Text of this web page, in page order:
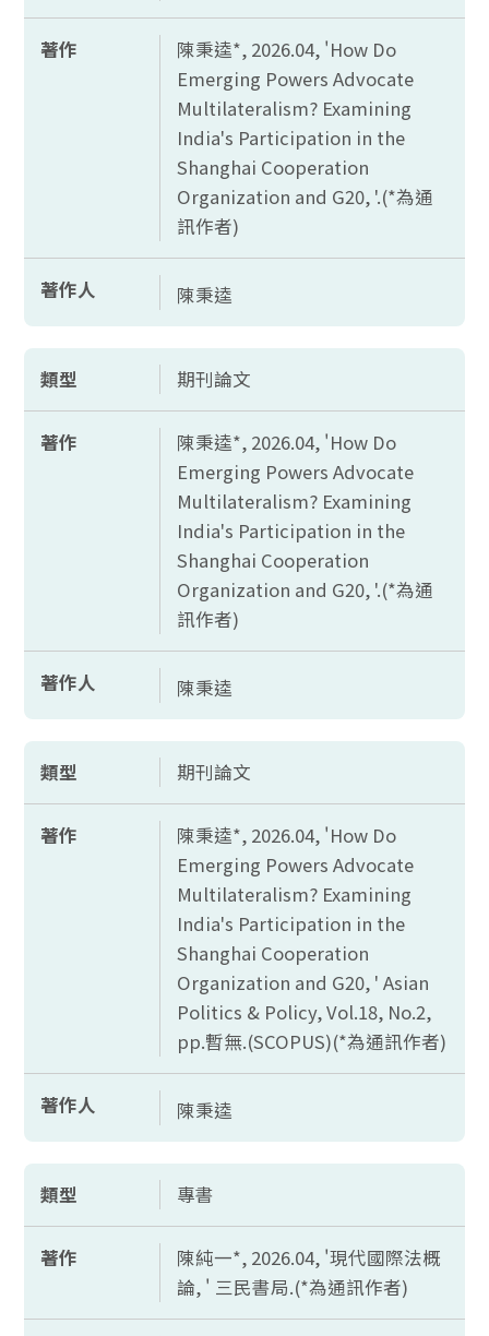
著作 陳秉逵*, 2026.04, 'How Do
Emerging Powers Advocate
Multilateralism? Examining
India's Participation in the
Shanghai Cooperation
Organization and G20, '.(*為通
訊作者)
著作人 陳秉逵
類型 期刊論文
著作 陳秉逵*, 2026.04, 'How Do
Emerging Powers Advocate
Multilateralism? Examining
India's Participation in the
Shanghai Cooperation
Organization and G20, '.(*為通
訊作者)
著作人 陳秉逵
類型 期刊論文
著作 陳秉逵*, 2026.04, 'How Do
Emerging Powers Advocate
Multilateralism? Examining
India's Participation in the
Shanghai Cooperation
Organization and G20, ' Asian
Politics & Policy, Vol.18, No.2,
pp.暫無.(SCOPUS)(*為通訊作者)
著作人 陳秉逵
類型 專書
著作
陳純一*, 2026.04, '現代國際法概
論, ' 三民書局.(*為通訊作者)